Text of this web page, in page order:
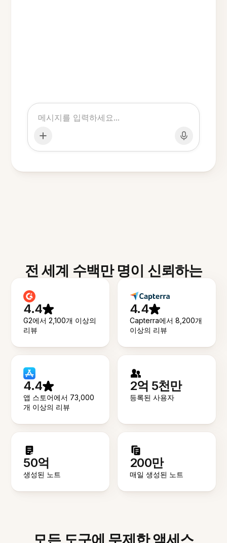
전 세계 수백만 명이 신뢰하는
4.4
G2에서 2,100개 이상의
리뷰
4.4
Capterra에서 8,200개
이상의 리뷰
4.4
앱 스토어에서 73,000
개 이상의 리뷰
2억 5천만
등록된 사용자
50억
생성된 노트
200만
매일 생성된 노트
모든 도구에 무제한 액세스